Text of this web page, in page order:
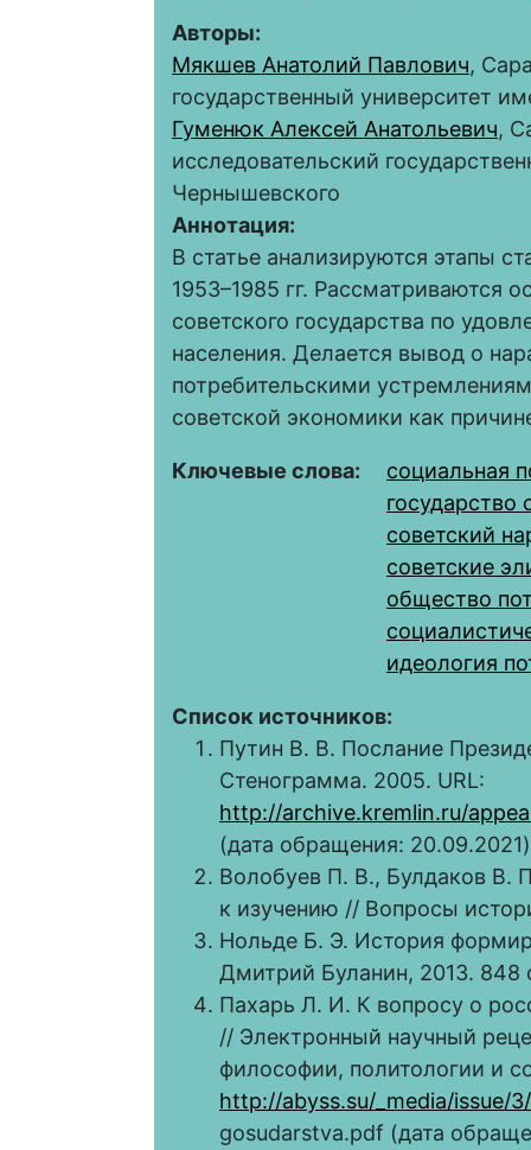
Авторы:
Мякшев Анатолий Павлович,
государственный университет
Гуменюк Алексей Анатольевич,
исследовательский
Чернышевского
Аннотация:
В статье анализируются этапы
1953–1985 гг. Рассматриваются
советского государства по
населения. Делается вывод о
потребительскими
советской экономики как
Ключевые слова:
социальная
государство
советский
советские
общество
идеология
Список источников:
Путин В. В. Послание
Стенограмма. 2005. URL:
http://archive.kremlin.ru/
(дата обращения:
Волобуев П. В., Булдаков В.
к изучению // Вопросы
Нольде Б. Э. История
Дмитрий Буланин, 2013. 848
Пахарь Л. И. К вопросу о
// Электронный научный
философии, политологии и
http://abyss.su/_media/issue/
gosudarstva.pdf (дата